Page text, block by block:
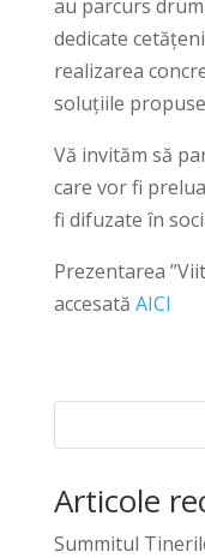
au parcurs
dedicate
realizarea
soluțiile
Vă invităm să
care vor fi
fi difuzate în
Prezentarea
accesată AICI
Articole
Summitul